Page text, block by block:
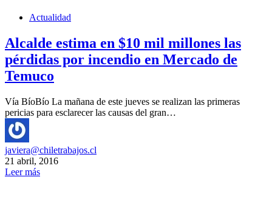
Actualidad
Alcalde estima en $10 mil millones las
pérdidas por incendio en Mercado de
Temuco
Vía BíoBío La mañana de este jueves se realizan las primeras
pericias para esclarecer las causas del gran…
javiera@chiletrabajos.cl
21 abril, 2016
Leer más